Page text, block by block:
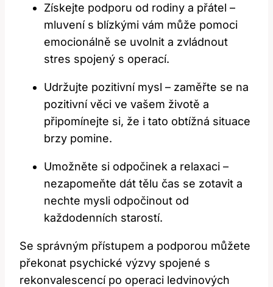
Získejte podporu od rodiny a přátel –
mluvení s blízkými vám může pomoci
emocionálně se uvolnit a zvládnout
stres spojený s operací.
Udržujte pozitivní mysl – zaměřte se na
pozitivní věci ve vašem životě a
připomínejte si, že i tato obtížná situace
brzy pomine.
Umožněte si odpočinek a relaxaci –
nezapomeňte dát tělu čas se zotavit a
nechte mysli odpočinout od
každodenních starostí.
Se správným přístupem a podporou můžete
překonat psychické výzvy spojené s
rekonvalescencí po operaci ledvinových